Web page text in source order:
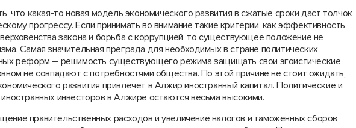
что какая-то новая модель экономического развития в сжатые сроки даст толчок
прогрессу. Если принимать во внимание такие критерии, как эффективность
закона и борьба с коррупцией, то существующее положение не
Самая значительная преграда для необходимых в стране политических,
реформ – решимость существующего режима защищать свои эгоистические
не совпадают с потребностями общества. По этой причине не стоит ожидать,
развития привлечет в Алжир иностранный капитал. Политические и
инвесторов в Алжире остаются весьма высокими.
правительственных расходов и увеличение налогов и таможенных сборов